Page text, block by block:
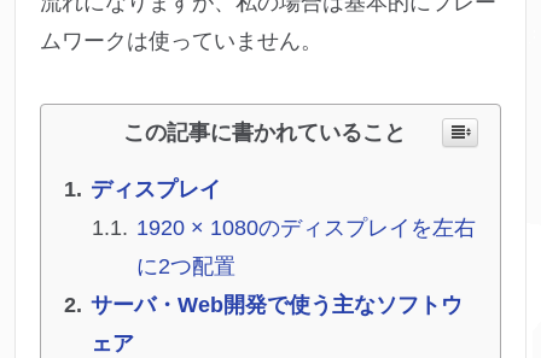
ムワークは使っていません。
この記事に書かれていること
ディスプレイ
1920 × 1080のディスプレイを左右
に2つ配置
サーバ・Web開発で使う主なソフトウ
ェア